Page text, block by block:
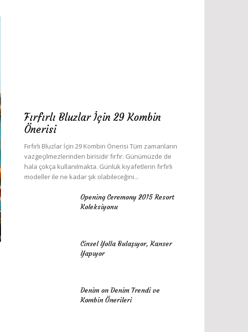
Fırfırlı Bluzlar İçin 29 Kombin
Önerisi
Fırfırlı Bluzlar İçin 29 Kombin Önerisi Tüm zamanların
vazgeçilmezlerinden birisidir fırfır. Günümüzde de
hala çokça kullanılmakta. Günlük kıyafetlerin fırfırlı
modeller ile ne kadar şık olabileceğini...
Opening Ceremony 2015 Resort
Koleksiyonu
Cinsel Yolla Bulaşıyor, Kanser
Yapıyor
Denim on Denim Trendi ve
Kombin Önerileri